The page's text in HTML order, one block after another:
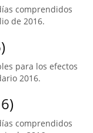
comprendidos
de 2016.
para los efectos
2016.
comprendidos